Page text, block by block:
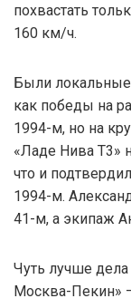
похвастать
160 км/ч.
Были локальные
как победы на
1994-м, но на
«Ладе Нива T3»
что и
1994-м.
41-м, а экипаж
Чуть лучше
Москва-Пекин»